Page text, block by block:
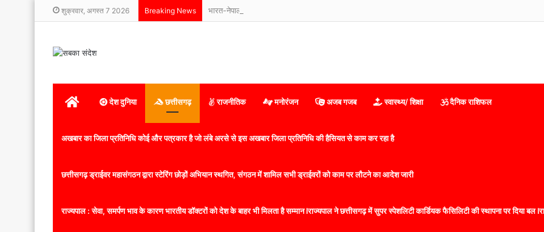
शुक्रवार, अगस्त 7 2026 Breaking News भारत-नेपाल बॉर्डर पर फिर बढ़ा तनाव, नेपाली ग्रामीणों ने सुरक्षाबलों पर किया पथराव, बिहार के थाने में FIR दर्ज
होम देश दुनिया छत्तीसगढ़ राजनीतिक मनोरंजन अजब गजब स्वास्थ्य/ शिक्षा दैनिक राशिफल
अखबार का जिला प्रतिनिधि कोई और पत्रकार है जो लंबे अरसे से इस अखबार जिला प्रतिनिधि की हैसियत से काम कर रहा है
छत्तीसगढ़ ड्राईवर महासंगठन द्वारा स्टेरिंग छोड़ों अभियान स्थगित, संगठन में शामिल सभी ड्राईवरों को काम पर लौटने का आदेश जारी
राज्यपाल : सेवा, समर्पण भाव के कारण भारतीय डॉक्टरों को देश के बाहर भी मिलता है सम्मान lराज्यपाल ने छत्तीसगढ़ में सुपर स्पेशलिटी कार्डियक फैसिलिटी की स्थापना पर दिया